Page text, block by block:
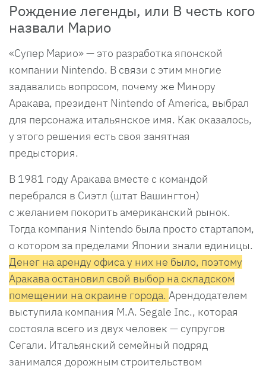
Рождение легенды, или В честь кого
назвали Марио
«Супер Марио» — это разработка японской
компании Nintendo. В связи с этим многие
задавались вопросом, почему же Минору
Аракава, президент Nintendo of America, выбрал
для персонажа итальянское имя. Как оказалось,
у этого решения есть своя занятная
предыстория.
В 1981 году Аракава вместе с командой
перебрался в Сиэтл (штат Вашингтон)
с желанием покорить американский рынок.
Тогда компания Nintendo была просто стартапом,
о котором за пределами Японии знали единицы.
Денег на аренду офиса у них не было, поэтому
Аракава остановил свой выбор на складском
помещении на окраине города. Арендодателем
выступила компания M.A. Segale Inc., которая
состояла всего из двух человек — супругов
Сегали. Итальянский семейный подряд
занимался дорожным строительством